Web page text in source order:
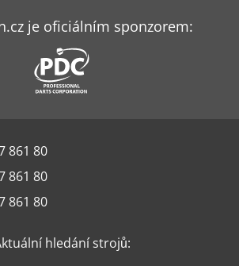
je oficiálním sponzorem:
861 80
861 80
861 80
hledání strojů: